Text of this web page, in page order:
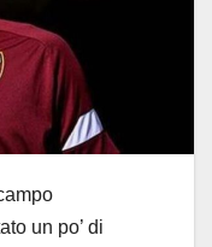
un po’ di